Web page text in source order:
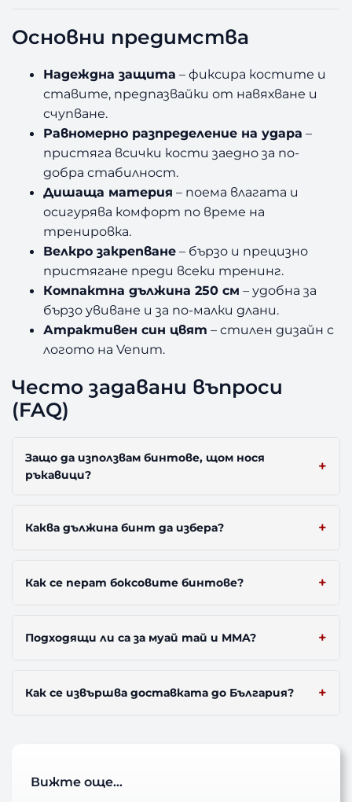
Основни предимства
Надеждна защита – фиксира костите и
ставите, предпазвайки от навяхване и
счупване.
Равномерно разпределение на удара –
пристяга всички кости заедно за по-
добра стабилност.
Дишаща материя – поема влагата и
осигурява комфорт по време на
тренировка.
Велкро закрепване – бързо и прецизно
пристягане преди всеки тренинг.
Компактна дължина 250 см – удобна за
бързо увиване и за по-малки длани.
Атрактивен син цвят – стилен дизайн с
логото на Venum.
Често задавани въпроси
(FAQ)
Защо да използвам бинтове, щом нося
ръкавици?
Каква дължина бинт да избера?
Как се перат боксовите бинтове?
Подходящи ли са за муай тай и MMA?
Как се извършва доставката до България?
Вижте още…